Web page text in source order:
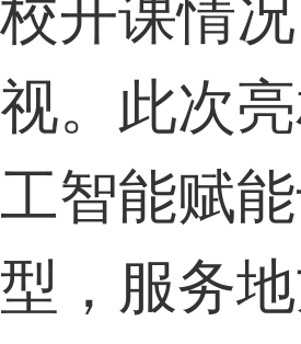
校开课情
视。此次
工智能赋
型，服务